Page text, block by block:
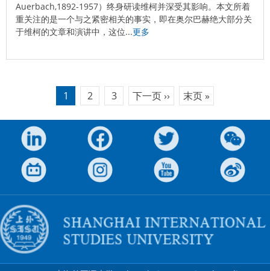
Auerbach,1892-1957）终身研读维柯并深受其影响。本文所着
重关注的是一个与之紧密相关的事实，即在奥尔巴赫绝大部分关
于维柯的文章和演讲中，这位...更多
当
前
页
1 Page
2 Page
3 下
一
页
下一页 ›› 末
页
末页 »